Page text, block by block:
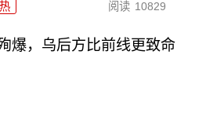
阅读 10829
爆，乌后方比前线更致命